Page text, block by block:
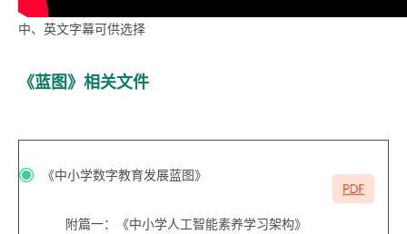
中、英文字幕可供选择
《蓝图》相关文件
《中小学数字教育发展蓝图》
附篇一：《中小学人工智能素养学习架构》